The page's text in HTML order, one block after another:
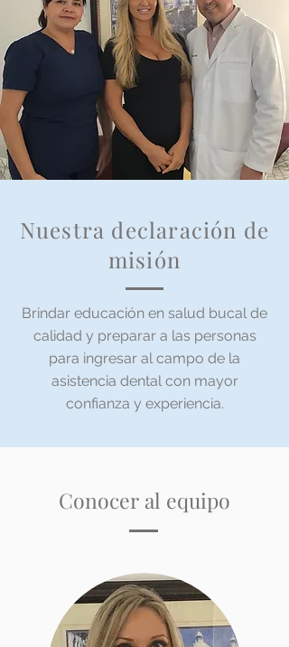
Nuestra declaración de
misión
Brindar educación en salud bucal de
calidad y preparar a las personas
para ingresar al campo de la
asistencia dental con mayor
confianza y experiencia.
Conocer al equipo